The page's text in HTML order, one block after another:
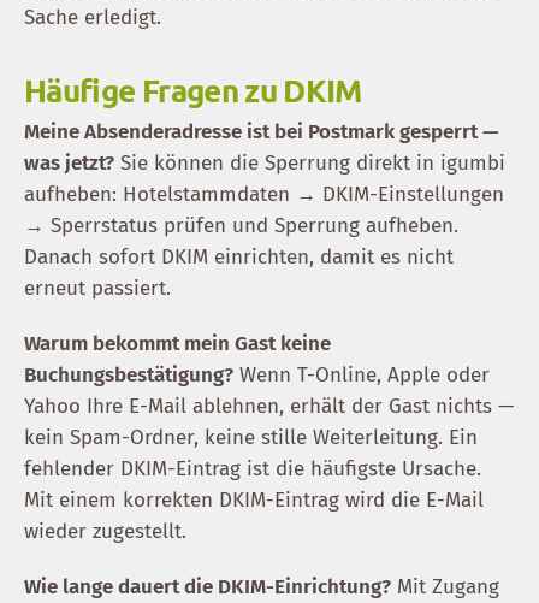
Sache erledigt.
Häufige Fragen zu DKIM
Meine Absenderadresse ist bei Postmark gesperrt —
was jetzt? Sie können die Sperrung direkt in igumbi
aufheben: Hotelstammdaten → DKIM-Einstellungen
→ Sperrstatus prüfen und Sperrung aufheben.
Danach sofort DKIM einrichten, damit es nicht
erneut passiert.
Warum bekommt mein Gast keine
Buchungsbestätigung? Wenn T-Online, Apple oder
Yahoo Ihre E-Mail ablehnen, erhält der Gast nichts —
kein Spam-Ordner, keine stille Weiterleitung. Ein
fehlender DKIM-Eintrag ist die häufigste Ursache.
Mit einem korrekten DKIM-Eintrag wird die E-Mail
wieder zugestellt.
Wie lange dauert die DKIM-Einrichtung? Mit Zugang